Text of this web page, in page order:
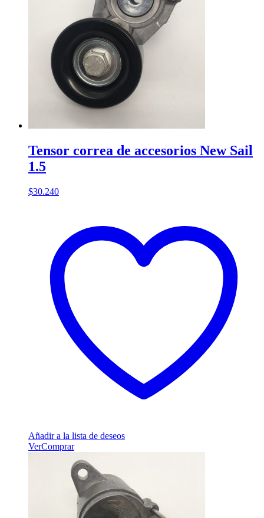
Tensor correa de accesorios New Sail
1.5
$30.240
Añadir a la lista de deseos
VerComprar